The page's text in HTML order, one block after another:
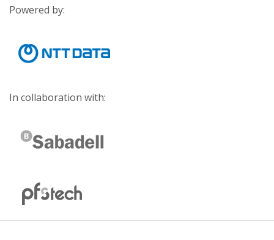
Powered by:
In collaboration with: